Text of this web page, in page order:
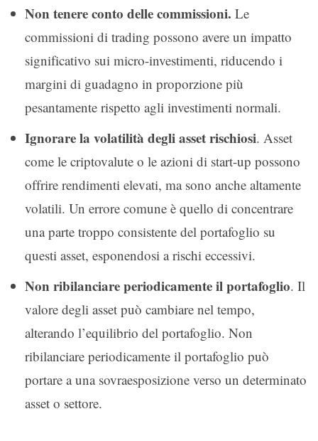
Non tenere conto delle commissioni. Le
commissioni di trading possono avere un impatto
significativo sui micro-investimenti, riducendo i
margini di guadagno in proporzione più
pesantamente rispetto agli investimenti normali.
Ignorare la volatilità degli asset rischiosi. Asset
come le criptovalute o le azioni di start-up possono
offrire rendimenti elevati, ma sono anche altamente
volatili. Un errore comune è quello di concentrare
una parte troppo consistente del portafoglio su
questi asset, esponendosi a rischi eccessivi.
Non ribilanciare periodicamente il portafoglio. Il
valore degli asset può cambiare nel tempo,
alterando l’equilibrio del portafoglio. Non
ribilanciare periodicamente il portafoglio può
portare a una sovraesposizione verso un determinato
asset o settore.